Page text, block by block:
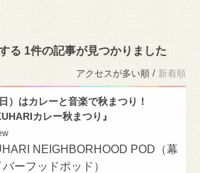
る 1件の記事が見つかりました
アクセスが多い順 / 新着順
）はカレーと音楽で秋まつり！
カレー秋まつり』
NEIGHBORHOOD POD（幕
ーフッドポッド）